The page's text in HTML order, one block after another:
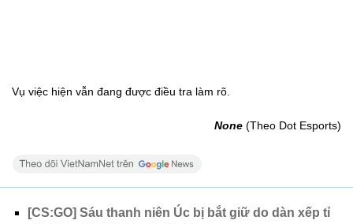
Vụ việc hiện vẫn đang được điều tra làm rõ.
None (Theo Dot Esports)
[CS:GO] Sáu thanh niên Úc bị bắt giữ do dàn xếp tỉ